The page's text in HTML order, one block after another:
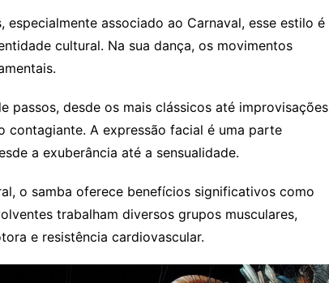
associado ao Carnaval, esse estilo é
cultural. Na sua dança, os movimentos
passos, desde os mais clássicos até improvisações
contagiante. A expressão facial é uma parte
a exuberância até a sensualidade.
o samba oferece benefícios significativos como
trabalham diversos grupos musculares,
e resistência cardiovascular.